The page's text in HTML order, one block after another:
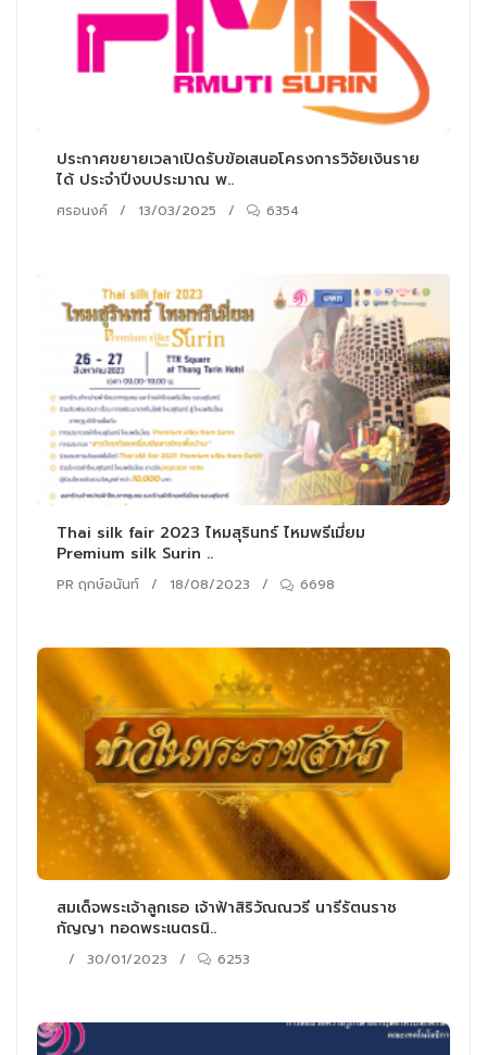
ประกาศขยายเวลาเปิดรับข้อเสนอโครงการวิจัยเงินราย
ได้ ประจำปีงบประมาณ พ..
ศรอนงค์ / 13/03/2025 / 6354
Thai silk fair 2023 ไหมสุรินทร์ ไหมพรีเมี่ยม
Premium silk Surin ..
PR ฤกษ์อนันท์ / 18/08/2023 / 6698
สมเด็จพระเจ้าลูกเธอ เจ้าฟ้าสิริวัณณวรี นารีรัตนราช
กัญญา ทอดพระเนตรนิ..
/ 30/01/2023 / 6253